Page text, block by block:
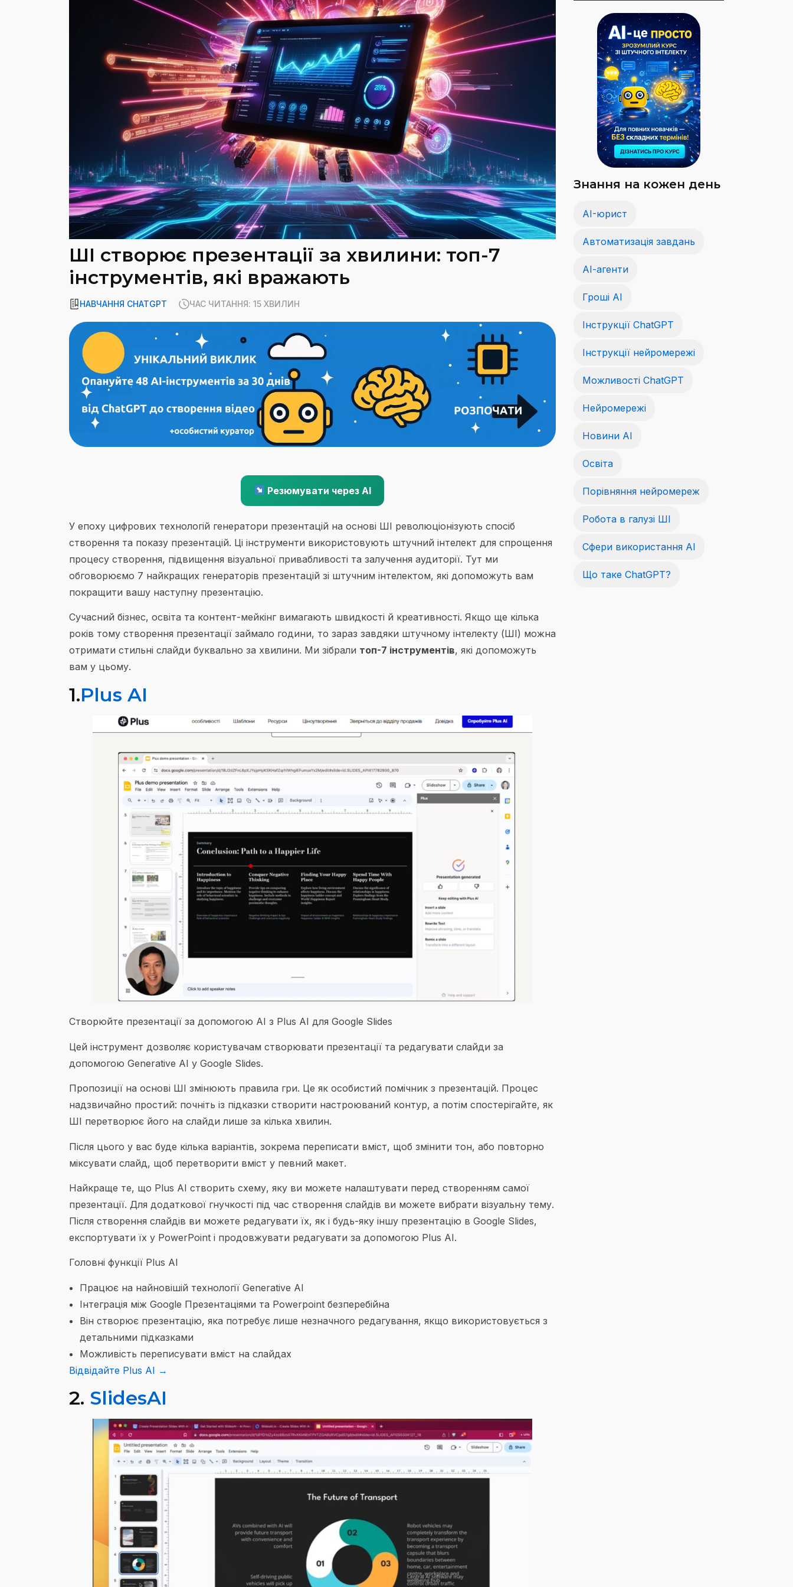
ШІ створює презентації за хвилини: топ-7
інструментів, які вражають
НАВЧАННЯ CHATGPT ЧАС ЧИТАННЯ: 15 ХВИЛИН
Резюмувати через AI
У епоху цифрових технологій генератори презентацій на основі ШІ революціонізують спосіб
створення та показу презентацій. Ці інструменти використовують штучний інтелект для спрощення
процесу створення, підвищення візуальної привабливості та залучення аудиторії. Тут ми
обговорюємо 7 найкращих генераторів презентацій зі штучним інтелектом, які допоможуть вам
покращити вашу наступну презентацію.
Сучасний бізнес, освіта та контент-мейкінг вимагають швидкості й креативності. Якщо ще кілька
років тому створення презентації займало години, то зараз завдяки штучному інтелекту (ШІ) можна
отримати стильні слайди буквально за хвилини. Ми зібрали топ-7 інструментів, які допоможуть
вам у цьому.
1.Plus AI
Створюйте презентації за допомогою AI з Plus AI для Google Slides
Цей інструмент дозволяє користувачам створювати презентації та редагувати слайди за
допомогою Generative AI у Google Slides.
Пропозиції на основі ШІ змінюють правила гри. Це як особистий помічник з презентацій. Процес
надзвичайно простий: почніть із підказки створити настроюваний контур, а потім спостерігайте, як
ШІ перетворює його на слайди лише за кілька хвилин.
Після цього у вас буде кілька варіантів, зокрема переписати вміст, щоб змінити тон, або повторно
міксувати слайд, щоб перетворити вміст у певний макет.
Найкраще те, що Plus AI створить схему, яку ви можете налаштувати перед створенням самої
презентації. Для додаткової гнучкості під час створення слайдів ви можете вибрати візуальну тему.
Після створення слайдів ви можете редагувати їх, як і будь-яку іншу презентацію в Google Slides,
експортувати їх у PowerPoint і продовжувати редагувати за допомогою Plus AI.
Головні функції Plus AI
Працює на найновішій технології Generative AI
Інтеграція між Google Презентаціями та Powerpoint безперебійна
Він створює презентацію, яка потребує лише незначного редагування, якщо використовується з
детальними підказками
Можливість переписувати вміст на слайдах
Відвідайте Plus AI →
2. SlidesAI
Знання на кожен день
AI-юрист
Автоматизація завдань
АІ-агенти
Гроші АІ
Інструкції ChatGPT
Інструкції нейромережі
Можливості ChatGPT
Нейромережі
Новини AI
Освіта
Порівняння нейромереж
Робота в галузі ШІ
Сфери використання AI
Що таке ChatGPT?